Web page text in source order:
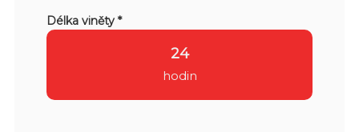
Délka viněty *
24
hodin